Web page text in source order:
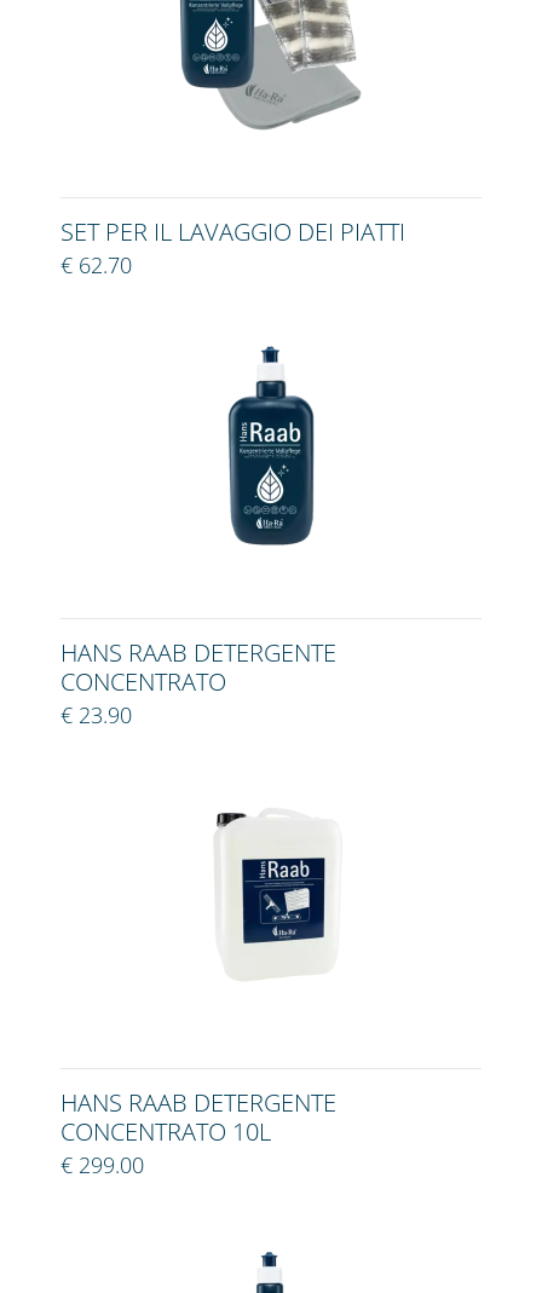
SET PER IL LAVAGGIO DEI PIATTI
€ 62.70
HANS RAAB DETERGENTE
CONCENTRATO
€ 23.90
HANS RAAB DETERGENTE
CONCENTRATO 10L
€ 299.00